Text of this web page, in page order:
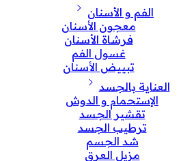
الفم و الأسنان
معجون الأسنان
فرشاة الأسنان
غسول الفم
تبييض الأسنان
العناية بالجسد
الإستحمام و الدوش
تقشير الجسد
ترطيب الجسد
شد الجسم
مزيل العرق